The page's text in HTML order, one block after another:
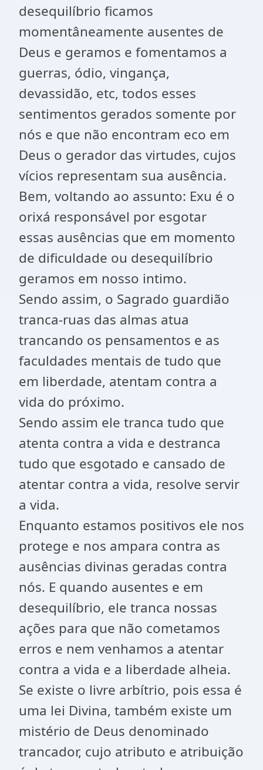
desequilíbrio ficamos
momentâneamente ausentes de
Deus e geramos e fomentamos a
guerras, ódio, vingança,
devassidão, etc, todos esses
sentimentos gerados somente por
nós e que não encontram eco em
Deus o gerador das virtudes, cujos
vícios representam sua ausência.
Bem, voltando ao assunto: Exu é o
orixá responsável por esgotar
essas ausências que em momento
de dificuldade ou desequilíbrio
geramos em nosso intimo.
Sendo assim, o Sagrado guardião
tranca-ruas das almas atua
trancando os pensamentos e as
faculdades mentais de tudo que
em liberdade, atentam contra a
vida do próximo.
Sendo assim ele tranca tudo que
atenta contra a vida e destranca
tudo que esgotado e cansado de
atentar contra a vida, resolve servir
a vida.
Enquanto estamos positivos ele nos
protege e nos ampara contra as
ausências divinas geradas contra
nós. E quando ausentes e em
desequilíbrio, ele tranca nossas
ações para que não cometamos
erros e nem venhamos a atentar
contra a vida e a liberdade alheia.
Se existe o livre arbítrio, pois essa é
uma lei Divina, também existe um
mistério de Deus denominado
trancador, cujo atributo e atribuição